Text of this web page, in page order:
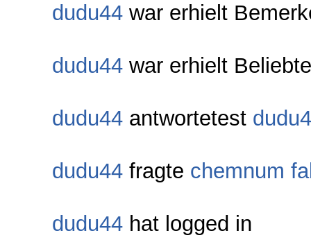
dudu44 war erhielt
dudu44 war erhielt
dudu44 antwortetest
dudu44 fragte chemnum
dudu44 hat logged in